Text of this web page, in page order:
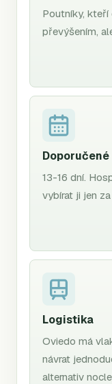
Poutníky, kteří
převýšením,
13-16 dní.
vybírat ji jen
Logistika
Oviedo má
návrat
alternativ